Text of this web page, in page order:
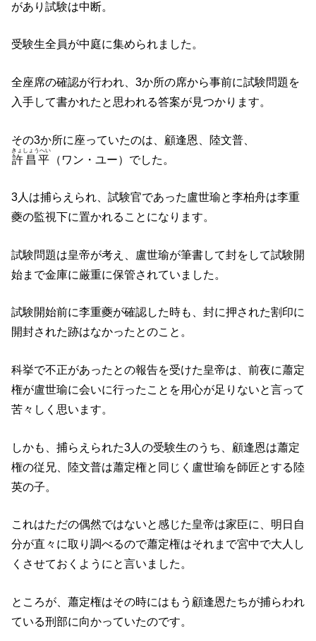
があり試験は中断。
受験生全員が中庭に集められました。
全座席の確認が行われ、3か所の席から事前に試験問題を
入手して書かれたと思われる答案が見つかります。
その3か所に座っていたのは、顧逢恩、陸文普、
許昌平
きょしょうへい
（ワン・ユー）でした。
3人は捕らえられ、試験官であった盧世瑜と李柏舟は李重
夔の監視下に置かれることになります。
試験問題は皇帝が考え、盧世瑜が筆書して封をして試験開
始まで金庫に厳重に保管されていました。
試験開始前に李重夔が確認した時も、封に押された割印に
開封された跡はなかったとのこと。
科挙で不正があったとの報告を受けた皇帝は、前夜に蕭定
権が盧世瑜に会いに行ったことを用心が足りないと言って
苦々しく思います。
しかも、捕らえられた3人の受験生のうち、顧逢恩は蕭定
権の従兄、陸文普は蕭定権と同じく盧世瑜を師匠とする陸
英の子。
これはただの偶然ではないと感じた皇帝は家臣に、明日自
分が直々に取り調べるので蕭定権はそれまで宮中で大人し
くさせておくようにと言いました。
ところが、蕭定権はその時にはもう顧逢恩たちが捕らわれ
ている刑部に向かっていたのです。